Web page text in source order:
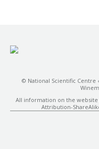
© National Scientific Centre
All information on the website
Attribution-